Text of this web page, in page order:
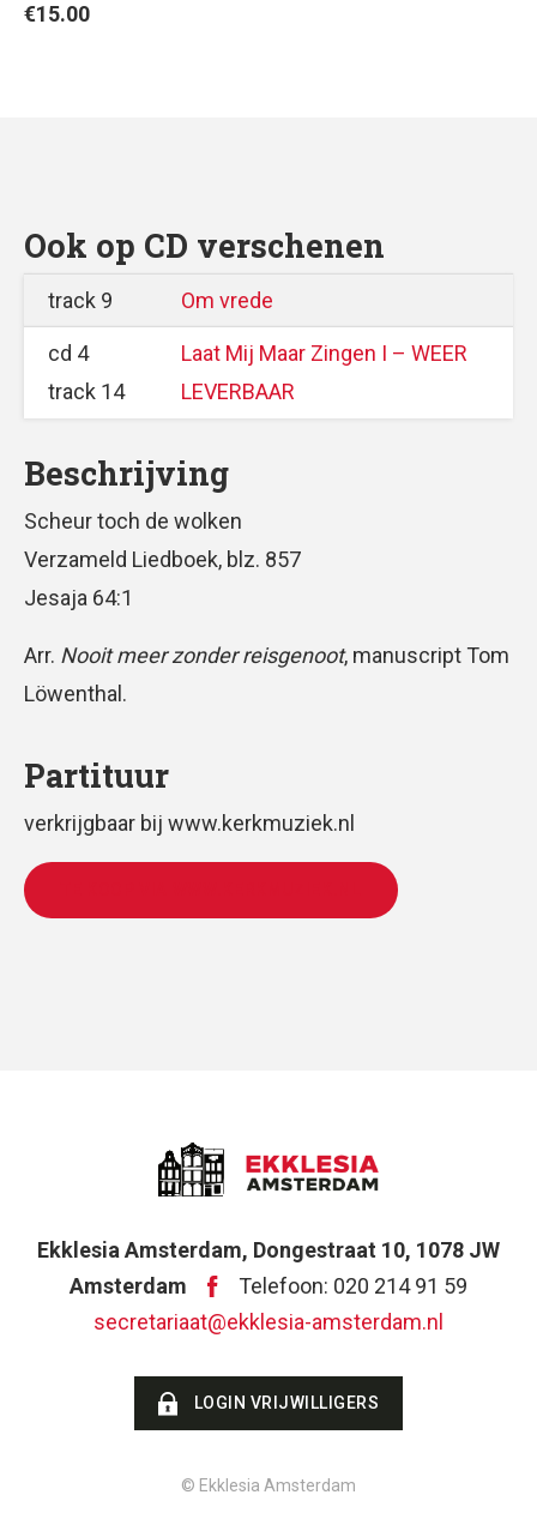
€15.00
Ook op CD verschenen
track 9 Om vrede
cd 4
track 14
Laat Mij Maar Zingen I – WEER
LEVERBAAR
Beschrijving
Scheur toch de wolken
Verzameld Liedboek, blz. 857
Jesaja 64:1
Arr. Nooit meer zonder reisgenoot, manuscript Tom
Löwenthal.
Partituur
verkrijgbaar bij www.kerkmuziek.nl
Ekklesia Amsterdam, Dongestraat 10, 1078 JW
Amsterdam
Telefoon: 020 214 91 59
secretariaat@ekklesia-amsterdam.nl
LOGIN VRIJWILLIGERS
© Ekklesia Amsterdam